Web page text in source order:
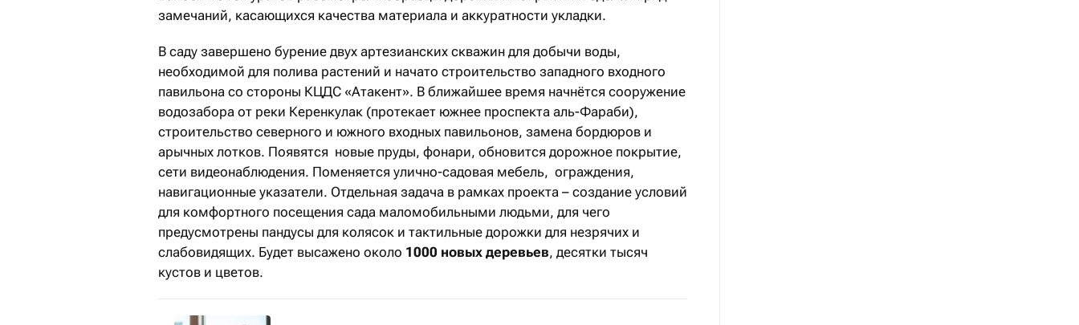
замечаний, касающихся качества материала и аккуратности укладки.
В саду завершено бурение двух артезианских скважин для добычи воды,
необходимой для полива растений и начато строительство западного входного
павильона со стороны КЦДС «Атакент». В ближайшее время начнётся сооружение
водозабора от реки Керенкулак (протекает южнее проспекта аль-Фараби),
строительство северного и южного входных павильонов, замена бордюров и
арычных лотков. Появятся новые пруды, фонари, обновится дорожное покрытие,
сети видеонаблюдения. Поменяется улично-садовая мебель, ограждения,
навигационные указатели. Отдельная задача в рамках проекта – создание условий
для комфортного посещения сада маломобильными людьми, для чего
предусмотрены пандусы для колясок и тактильные дорожки для незрячих и
слабовидящих. Будет высажено около 1000 новых деревьев, десятки тысяч
кустов и цветов.